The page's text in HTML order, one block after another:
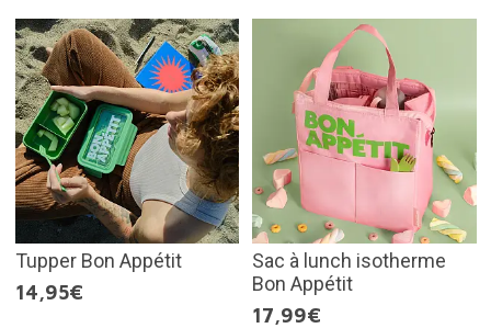
Tupper Bon Appétit
14,95€
Sac à lunch isotherme
Bon Appétit
17,99€